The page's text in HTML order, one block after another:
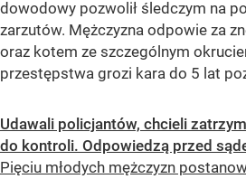
dowodowy pozwolił śledczym na
zarzutów. Mężczyzna odpowie za
oraz kotem ze szczególnym
przestępstwa grozi kara do 5 lat
Udawali policjantów, chcieli
do kontroli. Odpowiedzą przed
Pięciu młodych mężczyzn